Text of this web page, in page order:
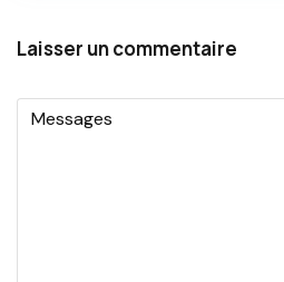
Laisser un commentaire